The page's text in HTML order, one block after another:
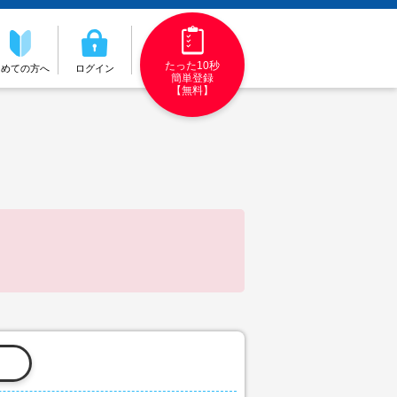
ての方へ ログイン
たった10秒
簡単登録
【無料】